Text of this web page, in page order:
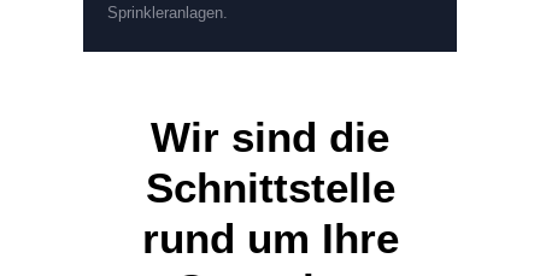
Sprinkleranlagen.
Wir sind die
Schnittstelle
rund um Ihre